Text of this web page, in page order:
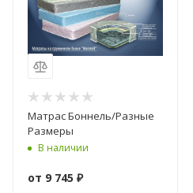
Матрас Боннель/Разные
Размеры
В наличии
от 9 745 ₽